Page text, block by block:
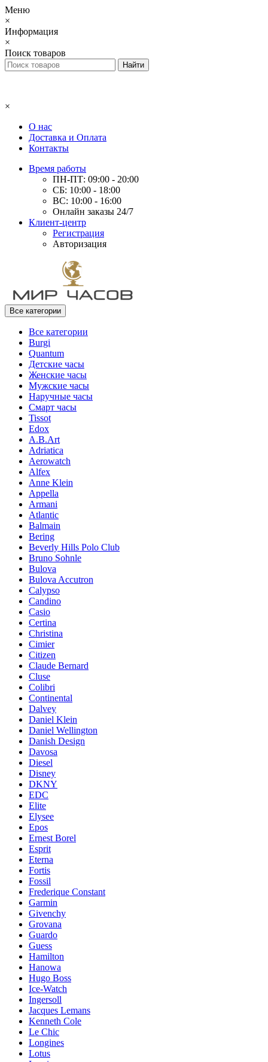
Меню
×
Информация
×
Поиск товаров
×
О нас
Доставка и Оплата
Контакты
Время работы
ПН-ПТ: 09:00 - 20:00
СБ: 10:00 - 18:00
ВС: 10:00 - 16:00
Онлайн заказы 24/7
Клиент-центр
Регистрация
Авторизация
Все категории
Все категории
Burgi
Quantum
Детские часы
Женские часы
Мужские часы
Наручные часы
Смарт часы
Tissot
Edox
A.B.Art
Adriatica
Aerowatch
Alfex
Anne Klein
Appella
Armani
Atlantic
Balmain
Bering
Beverly Hills Polo Club
Bruno Sohnle
Bulova
Bulova Accutron
Calypso
Candino
Casio
Certina
Christina
Cimier
Citizen
Claude Bernard
Cluse
Colibri
Continental
Dalvey
Daniel Klein
Daniel Wellington
Danish Design
Davosa
Diesel
Disney
DKNY
EDC
Elite
Elysee
Epos
Ernest Borel
Esprit
Eterna
Fortis
Fossil
Frederique Constant
Garmin
Givenchy
Grovana
Guardo
Guess
Hamilton
Hanowa
Hugo Boss
Ice-Watch
Ingersoll
Jacques Lemans
Kenneth Cole
Le Chic
Longines
Lotus